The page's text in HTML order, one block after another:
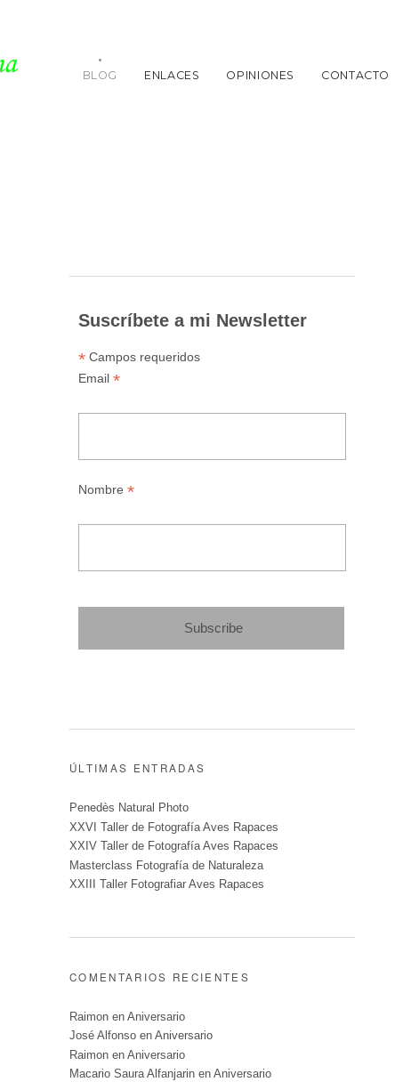
BLOG ENLACES OPINIONES CONTACTO
Suscríbete a mi Newsletter
*Campos requeridos
Email *
Nombre *
ÚLTIMAS ENTRADAS
Penedès Natural Photo
XXVI Taller de Fotografía Aves Rapaces
XXIV Taller de Fotografía Aves Rapaces
Masterclass Fotografía de Naturaleza
XXIII Taller Fotografiar Aves Rapaces
COMENTARIOS RECIENTES
Raimon en Aniversario
José Alfonso en Aniversario
Raimon en Aniversario
Macario Saura Alfanjarin en Aniversario